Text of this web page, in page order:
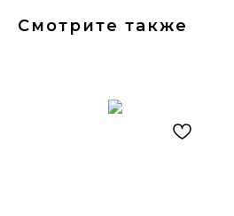
Смотрите также